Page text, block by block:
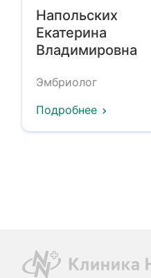
Напольских
Екатерина
Владимировна
Эмбриолог
Подробнее